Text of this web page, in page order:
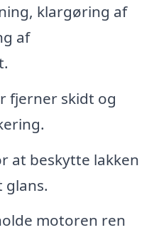
klargøring af
af
fjerner skidt og
at beskytte lakken
glans.
motoren ren